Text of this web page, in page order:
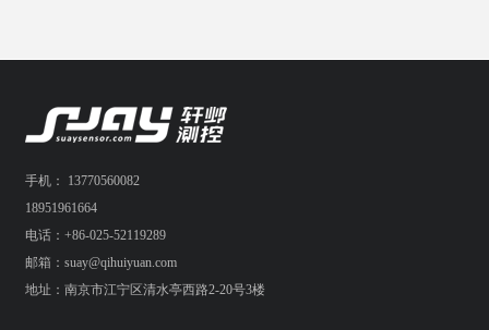
手机： 13770560082
18951961664
电话：+86-025-52119289
邮箱：suay@qihuiyuan.com
地址：南京市江宁区清水亭西路2-20号3楼